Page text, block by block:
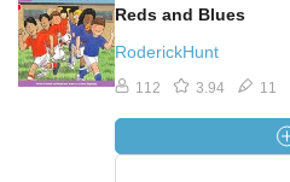
Reds and Blues
RoderickHunt
112 3.94 11